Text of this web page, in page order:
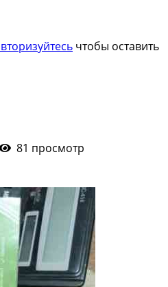
чтобы оставить
81 просмотр